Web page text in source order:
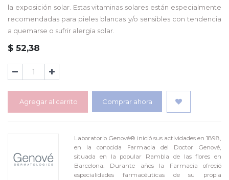
la exposición solar. Estas vitaminas solares están especialmente
recomendadas para pieles blancas y/o sensibles con tendencia
a quemarse o sufrir alergia solar.
$ 52,38
Agregar al carrito Comprar ahora
Laboratorio Genové® inició sus actividades en 1898,
en la conocida Farmacia del Doctor Genové,
situada en la popular Rambla de las flores en
Barcelona. Durante años la Farmacia ofreció
especialidades farmacéuticas de su propia